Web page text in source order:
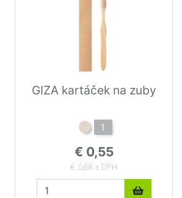
GIZA kartáček na zuby
1
€ 0,55
€ 0,68 s DPH